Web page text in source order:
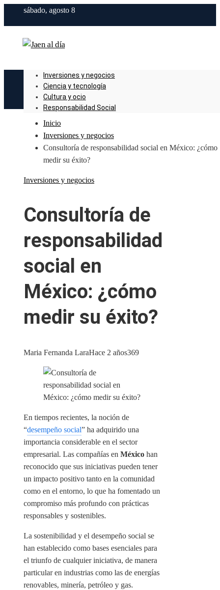
sábado, agosto 8
Inversiones y negocios
Ciencia y tecnología
Cultura y ocio
Responsabilidad Social
Inicio
Inversiones y negocios
Consultoría de responsabilidad social en México: ¿cómo
medir su éxito?
Inversiones y negocios
Consultoría de
responsabilidad
social en
México: ¿cómo
medir su éxito?
Maria Fernanda LaraHace 2 años369
En tiempos recientes, la noción de
“desempeño social” ha adquirido una
importancia considerable en el sector
empresarial. Las compañías en México han
reconocido que sus iniciativas pueden tener
un impacto positivo tanto en la comunidad
como en el entorno, lo que ha fomentado un
compromiso más profundo con prácticas
responsables y sostenibles.
La sostenibilidad y el desempeño social se
han establecido como bases esenciales para
el triunfo de cualquier iniciativa, de manera
particular en industrias como las de energías
renovables, minería, petróleo y gas.